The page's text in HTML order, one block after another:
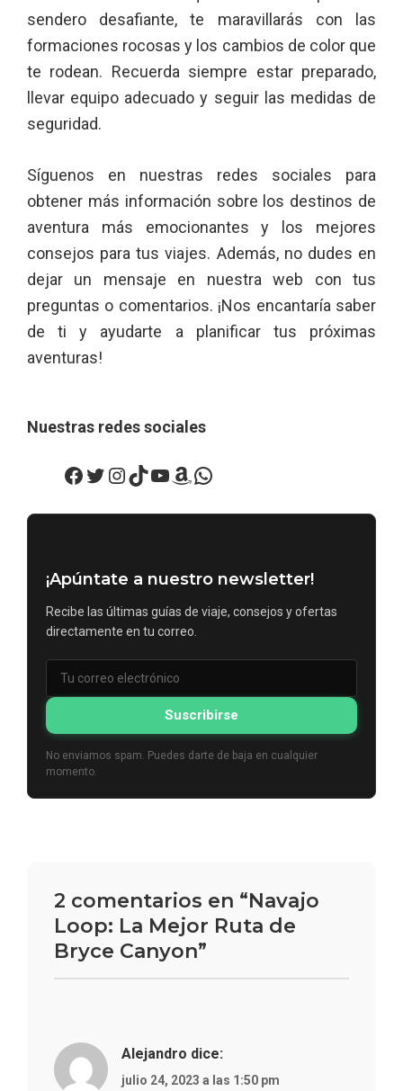
sendero desafiante, te maravillarás con las
formaciones rocosas y los cambios de color que
te rodean. Recuerda siempre estar preparado,
llevar equipo adecuado y seguir las medidas de
seguridad.
Síguenos en nuestras redes sociales para
obtener más información sobre los destinos de
aventura más emocionantes y los mejores
consejos para tus viajes. Además, no dudes en
dejar un mensaje en nuestra web con tus
preguntas o comentarios. ¡Nos encantaría saber
de ti y ayudarte a planificar tus próximas
aventuras!
Nuestras redes sociales
Facebook
Twitter
Instagram
TikTok
YouTube
Amazon
WhatsApp
¡Apúntate a nuestro newsletter!
Recibe las últimas guías de viaje, consejos y ofertas
directamente en tu correo.
Suscribirse
No enviamos spam. Puedes darte de baja en cualquier
momento.
2 comentarios en “Navajo
Loop: La Mejor Ruta de
Bryce Canyon”
Alejandro dice:
julio 24, 2023 a las 1:50 pm